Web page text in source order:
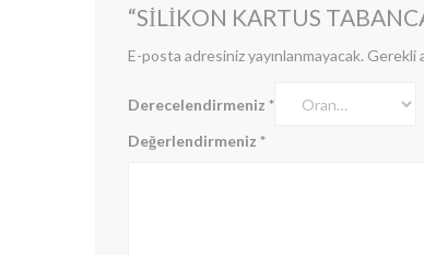
“SILIKON KARTUS
E-posta adresiniz yayınlanmayacak. Gerekli
Derecelendirmeniz *
Değerlendirmeniz *